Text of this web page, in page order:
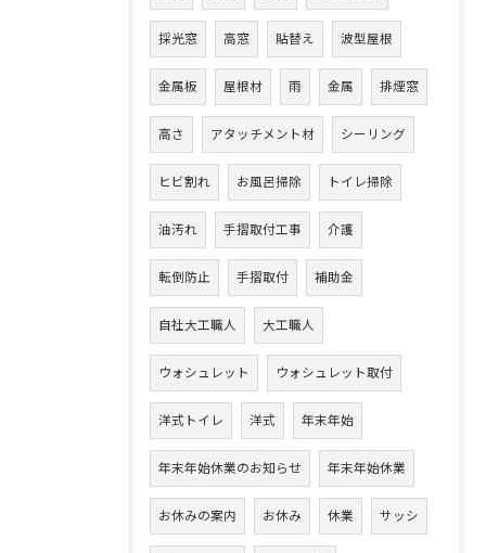
採光窓 高窓 貼替え 波型屋根
金属板 屋根材 雨 金属 排煙窓
高さ アタッチメント材 シーリング
ヒビ割れ お風呂掃除 トイレ掃除
油汚れ 手摺取付工事 介護
転倒防止 手摺取付 補助金
自社大工職人 大工職人
ウォシュレット ウォシュレット取付
洋式トイレ 洋式 年末年始
年末年始休業のお知らせ 年末年始休業
お休みの案内 お休み 休業 サッシ